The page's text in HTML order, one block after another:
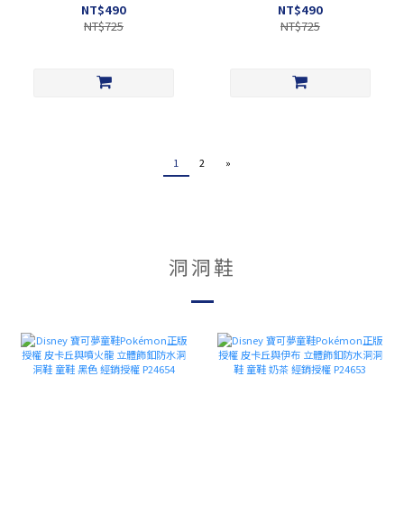
NT$490
NT$725
NT$490
NT$725
1 2 »
洞洞鞋